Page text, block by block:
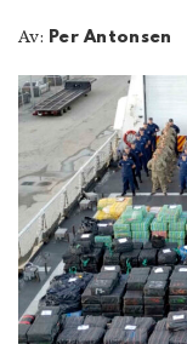
Av: Per Antonsen